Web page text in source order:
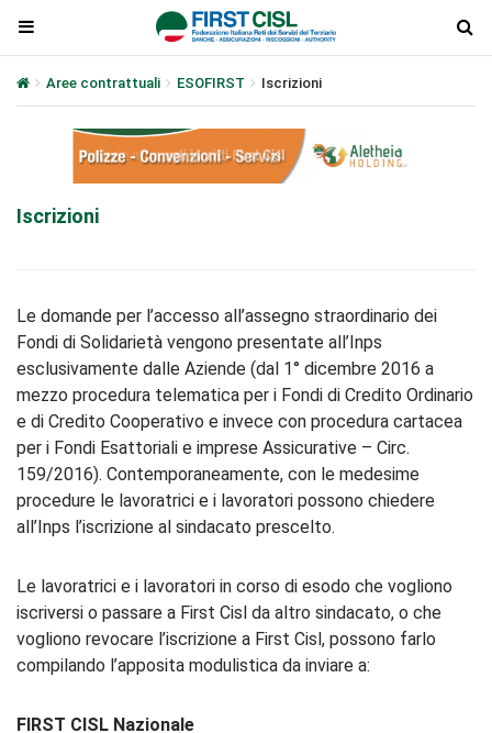
Aree contrattuali ESOFIRST Iscrizioni
Iscrizioni
Le domande per l’accesso all’assegno straordinario dei
Fondi di Solidarietà vengono presentate all’Inps
esclusivamente dalle Aziende (dal 1° dicembre 2016 a
mezzo procedura telematica per i Fondi di Credito Ordinario
e di Credito Cooperativo e invece con procedura cartacea
per i Fondi Esattoriali e imprese Assicurative – Circ.
159/2016). Contemporaneamente, con le medesime
procedure le lavoratrici e i lavoratori possono chiedere
all’Inps l’iscrizione al sindacato prescelto.
Le lavoratrici e i lavoratori in corso di esodo che vogliono
iscriversi o passare a First Cisl da altro sindacato, o che
vogliono revocare l’iscrizione a First Cisl, possono farlo
compilando l’apposita modulistica da inviare a:
FIRST CISL Nazionale